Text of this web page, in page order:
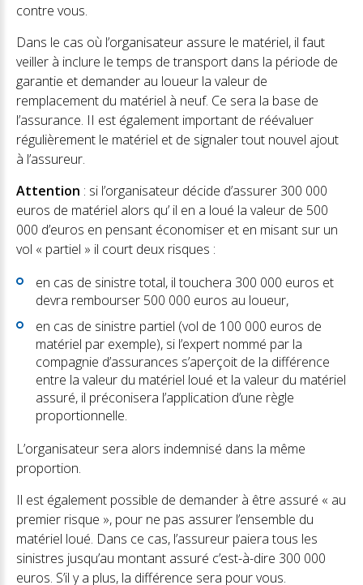
contre vous.
Dans le cas où l’organisateur assure le matériel, il faut
veiller à inclure le temps de transport dans la période de
garantie et demander au loueur la valeur de
remplacement du matériel à neuf. Ce sera la base de
l’assurance. II est également important de réévaluer
régulièrement le matériel et de signaler tout nouvel ajout
à l’assureur.
Attention : si l’organisateur décide d’assurer 300 000
euros de matériel alors qu’ il en a loué la valeur de 500
000 d’euros en pensant économiser et en misant sur un
vol « partiel » il court deux risques :
en cas de sinistre total, il touchera 300 000 euros et
devra rembourser 500 000 euros au loueur,
en cas de sinistre partiel (vol de 100 000 euros de
matériel par exemple), si l’expert nommé par la
compagnie d’assurances s’aperçoit de la différence
entre la valeur du matériel loué et la valeur du matériel
assuré, il préconisera l’application d’une règle
proportionnelle.
L’organisateur sera alors indemnisé dans la même
proportion.
Il est également possible de demander à être assuré « au
premier risque », pour ne pas assurer l’ensemble du
matériel loué. Dans ce cas, l’assureur paiera tous les
sinistres jusqu’au montant assuré c’est-à-dire 300 000
euros. S’il y a plus, la différence sera pour vous.